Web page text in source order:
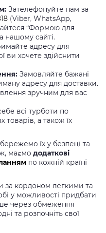
Зателефонуйте нам за
(Viber, WhatsApp,
“Формою для
нашому сайті.
адресу для
ви хочете здійснити
Замовляйте бажані
адресу для доставки.
зручним для вас
всі турботи по
а також їх
їх у безпеці та
маємо додаткові
по кожній країні
за кордоном легкими та
у можливості придбати
через обмеження
та розпочніть свої